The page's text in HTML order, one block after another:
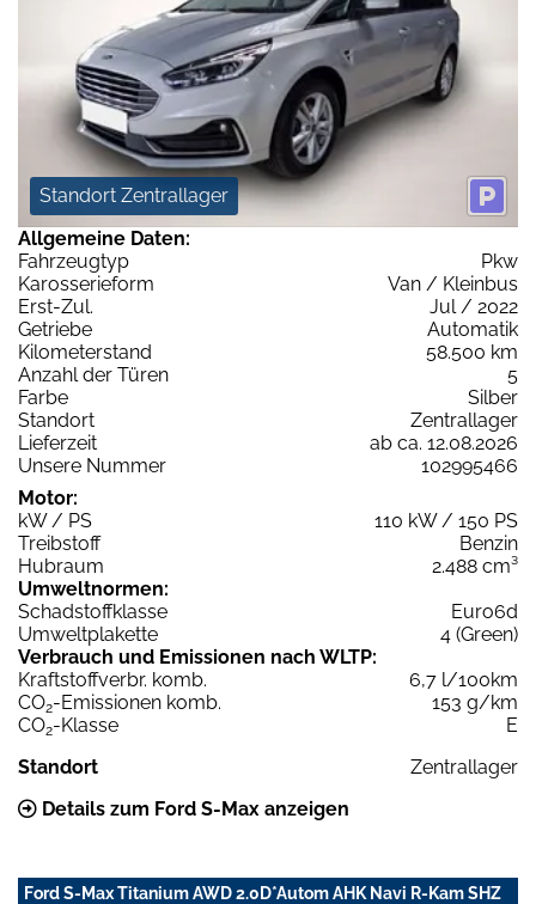
Standort Zentrallager
Allgemeine Daten:
Fahrzeugtyp
Pkw
Karosserieform
Van / Kleinbus
Erst-Zul.
Jul / 2022
Getriebe
Automatik
Kilometerstand
58.500 km
Anzahl der Türen
5
Farbe
Silber
Standort
Zentrallager
Lieferzeit
ab ca. 12.08.2026
Unsere Nummer
102995466
Motor:
kW / PS
110 kW / 150 PS
Treibstoff
Benzin
Hubraum
2.488 cm³
Umweltnormen:
Schadstoffklasse
Euro6d
Umweltplakette
4 (Green)
Verbrauch und Emissionen nach WLTP:
Kraftstoffverbr. komb.
6,7 l/100km
CO2-Emissionen komb.
153 g/km
CO2-Klasse
E
Standort
Zentrallager
Details zum Ford S-Max anzeigen
Ford S-Max Titanium AWD 2.0D*Autom AHK Navi R-Kam SHZ